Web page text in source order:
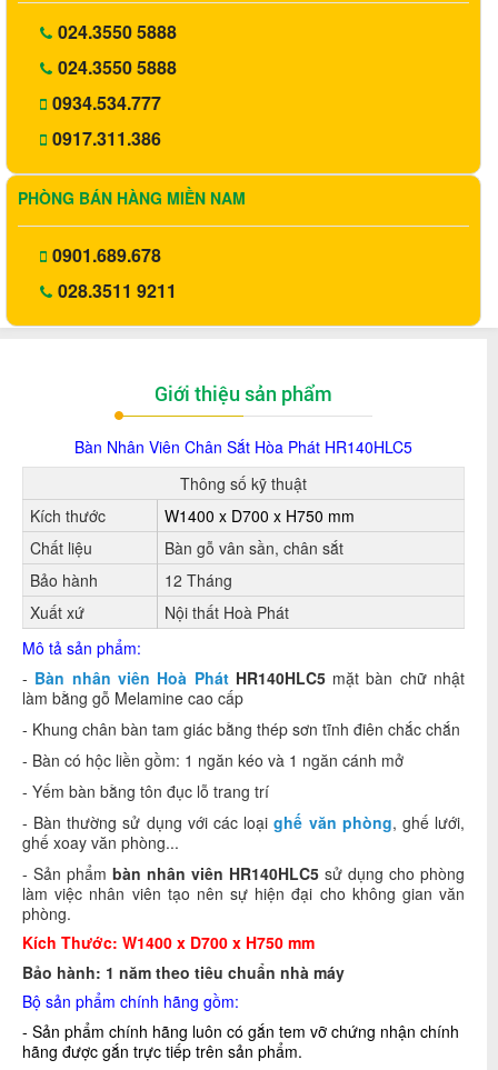
024.3550 5888
024.3550 5888
0934.534.777
0917.311.386
PHÒNG BÁN HÀNG MIỀN NAM
0901.689.678
028.3511 9211
Giới thiệu sản phẩm
Bàn Nhân Viên Chân Sắt Hòa Phát HR140HLC5
Thông số kỹ thuật
Kích thước
W1400 x D700 x H750 mm
Chất liệu
Bàn gỗ vân sần, chân sắt
Bảo hành
12 Tháng
Xuất xứ
Nội thất Hoà Phát
Mô tả sản phẩm:
- Bàn nhân viên Hoà Phát HR140HLC5 mặt bàn chữ nhật
làm bằng gỗ Melamine cao cấp
- Khung chân bàn tam giác bằng thép sơn tĩnh điên chắc chắn
- Bàn có hộc liền gồm: 1 ngăn kéo và 1 ngăn cánh mở
- Yếm bàn bằng tôn đục lỗ trang trí
- Bàn thường sử dụng với các loạighế văn phòng, ghế lưới,
ghế xoay văn phòng...
- Sản phẩm bàn nhân viên HR140HLC5 sử dụng cho phòng
làm việc nhân viên tạo nên sự hiện đại cho không gian văn
phòng.
Kích Thước: W1400 x D700 x H750 mm
Bảo hành: 1 năm theo tiêu chuẩn nhà máy
Bộ sản phẩm chính hãng gồm:
- Sản phẩm chính hãng luôn có gắn tem vỡ chứng nhận chính
hãng được gắn trực tiếp trên sản phẩm.